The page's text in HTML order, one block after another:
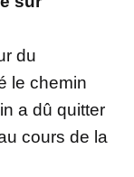
du
le chemin
a dû quitter
cours de la